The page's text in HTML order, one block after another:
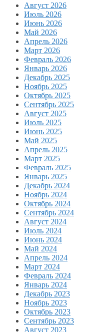
Август 2026
Июль 2026
Июнь 2026
Май 2026
Апрель 2026
Март 2026
Февраль 2026
Январь 2026
Декабрь 2025
Ноябрь 2025
Октябрь 2025
Сентябрь 2025
Август 2025
Июль 2025
Июнь 2025
Май 2025
Апрель 2025
Март 2025
Февраль 2025
Январь 2025
Декабрь 2024
Ноябрь 2024
Октябрь 2024
Сентябрь 2024
Август 2024
Июль 2024
Июнь 2024
Май 2024
Апрель 2024
Март 2024
Февраль 2024
Январь 2024
Декабрь 2023
Ноябрь 2023
Октябрь 2023
Сентябрь 2023
Август 2023